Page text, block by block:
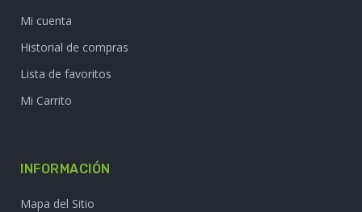
Mi cuenta
Historial de compras
Lista de favoritos
Mi Carrito
INFORMACIÓN
Mapa del Sitio